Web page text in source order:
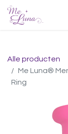
Alle producten
Me Luna®
Ring